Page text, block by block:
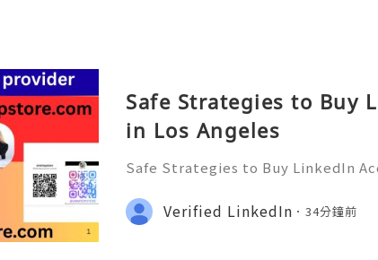
Safe Strategies to Buy
in Los Angeles
Safe Strategies to Buy LinkedIn
── ●👇🏾✦── ●👇🏾 ➤Email :
●── ●👇🏾●── ●👇🏾●──
Verified LinkedIn 34分鐘前